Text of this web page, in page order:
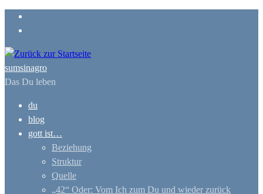
Zum
Inhalt
sumsinagro
Das Du leben
du
blog
gott ist…
Beziehung
Struktur
Quelle
„42“ Oder: Vom Ich zum Du und wieder zurück